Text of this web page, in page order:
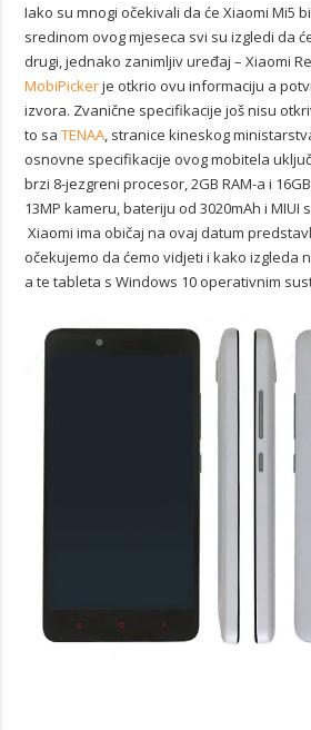
Iako su mnogi očekivali da će Xiaomi Mi5
sredinom ovog mjeseca svi su izgledi da
drugi, jednako zanimljiv uređaj – Xiaomi
MobiPickerje otkrio ovu informaciju a
izvora. Zvanične specifikacije još nisu
to saTENAA, stranice kineskog
osnovne specifikacije ovog mobitela
brzi 8-jezgreni procesor, 2GB RAM-a i
13MP kameru, bateriju od 3020mAh i
Xiaomi ima običaj na ovaj datum
očekujemo da ćemo vidjeti i kako izgleda
a te tableta s Windows 10 operativnim